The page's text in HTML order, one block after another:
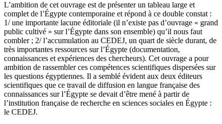
L’ambition de cet ouvrage est de présenter un tableau large et
complet de l’Égypte contemporaine et répond à ce double constat :
1/ une importante lacune éditoriale (il n’existe pas d’ouvrage « grand
public cultivé » sur l’Égypte dans son ensemble) qu’il nous faut
combler ; 2/ l’accumulation au CEDEJ, un quart de siècle durant, de
très importantes ressources sur l’Égypte (documentation,
connaissances et expériences des chercheurs). Cet ouvrage a pour
ambition de rassembler ces compétences scientifiques dispersées sur
les questions égyptiennes. Il a semblé évident aux deux éditeurs
scientifiques que ce travail de diffusion en langue française des
connaissances sur l’Égypte se devait d’être mené à partir de
l’institution française de recherche en sciences sociales en Égypte :
le CEDEJ.